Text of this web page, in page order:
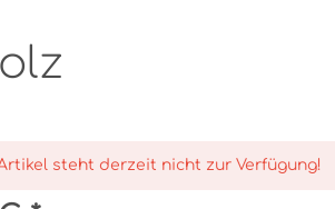
steht derzeit nicht zur Verfügung!